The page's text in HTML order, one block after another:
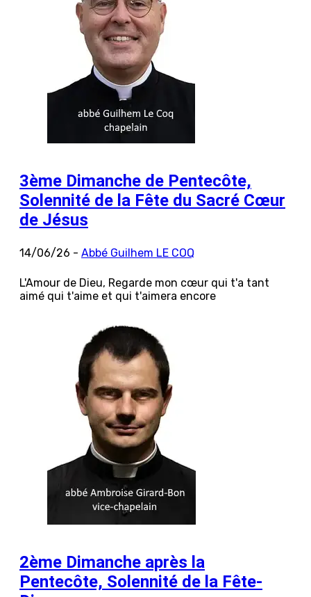
3ème Dimanche de Pentecôte,
Solennité de la Fête du Sacré Cœur
de Jésus
14/06/26 - Abbé Guilhem LE COQ
L'Amour de Dieu, Regarde mon cœur qui t'a tant
aimé qui t'aime et qui t'aimera encore
2ème Dimanche après la
Pentecôte, Solennité de la Fête-